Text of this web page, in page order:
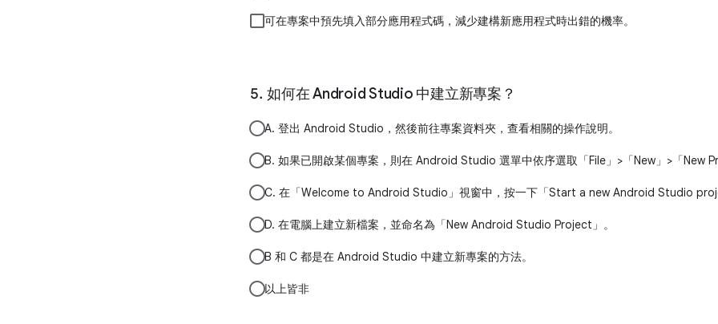
可在專案中預先填入部分應用程式碼，減少建構新應用程式時出錯的機率。
如何在 Android Studio 中建立新專案？
A. 登出 Android Studio，然後前往專案資料夾，查看相關的操作說明。
B. 如果已開啟某個專案，則在 Android Studio 選單中依序選取「File」>「New」>「New
C. 在「Welcome to Android Studio」視窗中，按一下「Start a new Android Studio
D. 在電腦上建立新檔案，並命名為「New Android Studio Project」。
B 和 C 都是在 Android Studio 中建立新專案的方法。
以上皆非